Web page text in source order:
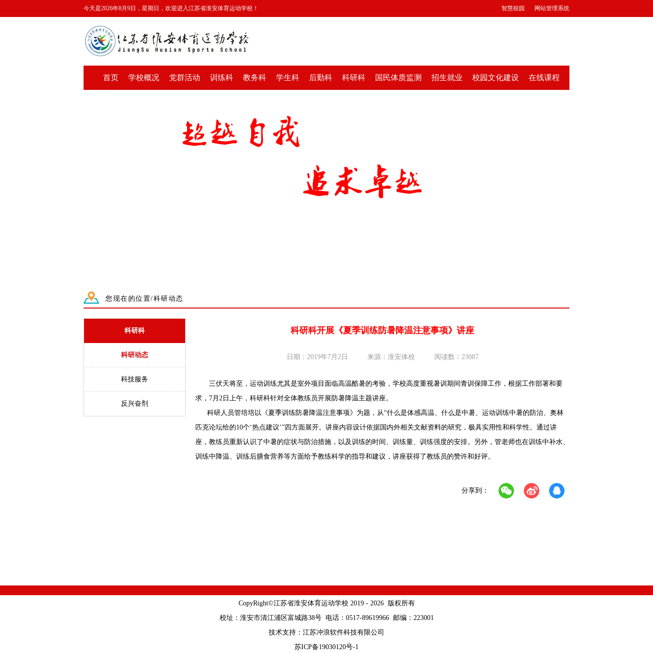
今天是2026年8月9日，星期日，欢迎进入江苏省淮安体育运动学校！ 网站管理系统
智慧校园
首页 学校概况 党群活动 训练科 教务科 学生科 后勤科 科研科 国民体质监测 招生就业 校园文化建设 在线课程
您现在的位置/科研动态
科研科
科研动态
科技服务
反兴奋剂
科研科开展《夏季训练防暑降温注意事项》讲座
日期：2019年7月2日 来源：淮安体校 阅读数：23087
三伏天将至，运动训练尤其是室外项目面临高温酷暑的考验，学校高度重视暑训期间青训保障工作，根据工作部署和要
求，7月2日上午，科研科针对全体教练员开展防暑降温主题讲座。
科研人员管培培以《夏季训练防暑降温注意事项》为题，从“什么是体感高温、什么是中暑、运动训练中暑的防治、奥林
匹克论坛给的10个‘热点建议’”四方面展开。讲座内容设计依据国内外相关文献资料的研究，极具实用性和科学性。通过讲
座，教练员重新认识了中暑的症状与防治措施，以及训练的时间、训练量、训练强度的安排。另外，管老师也在训练中补水、
训练中降温、训练后膳食营养等方面给予教练科学的指导和建议，讲座获得了教练员的赞许和好评。
分享到：
CopyRight©江苏省淮安体育运动学校 2019 - 2026 版权所有
校址：淮安市清江浦区富城路38号 电话：0517-89619966 邮编：223001
技术支持： 江苏冲浪软件科技有限公司
苏ICP备19030120号-1